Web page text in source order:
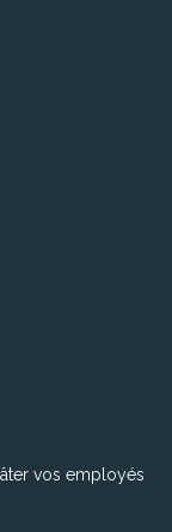
vos employés